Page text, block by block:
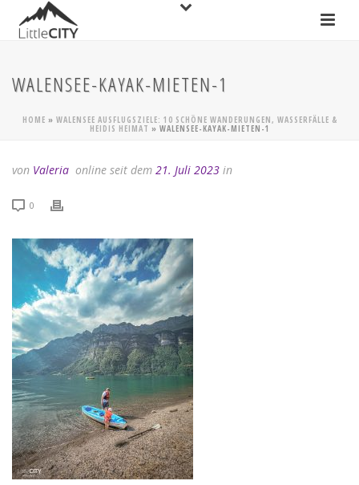
WALENSEE-KAYAK-MIETEN-1
HOME » WALENSEE AUSFLUGSZIELE: 10 SCHÖNE WANDERUNGEN, WASSERFÄLLE &
HEIDIS HEIMAT » WALENSEE-KAYAK-MIETEN-1
von Valeria online seit dem 21. Juli 2023 in
0